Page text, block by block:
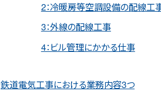
2：冷暖房等空調設備の配線工
3：外線の配線工事
4：ビル管理にかかる仕事
鉄道電気工事における業務内容3つ